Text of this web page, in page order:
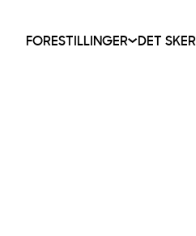
FORESTILLINGER DET SKER